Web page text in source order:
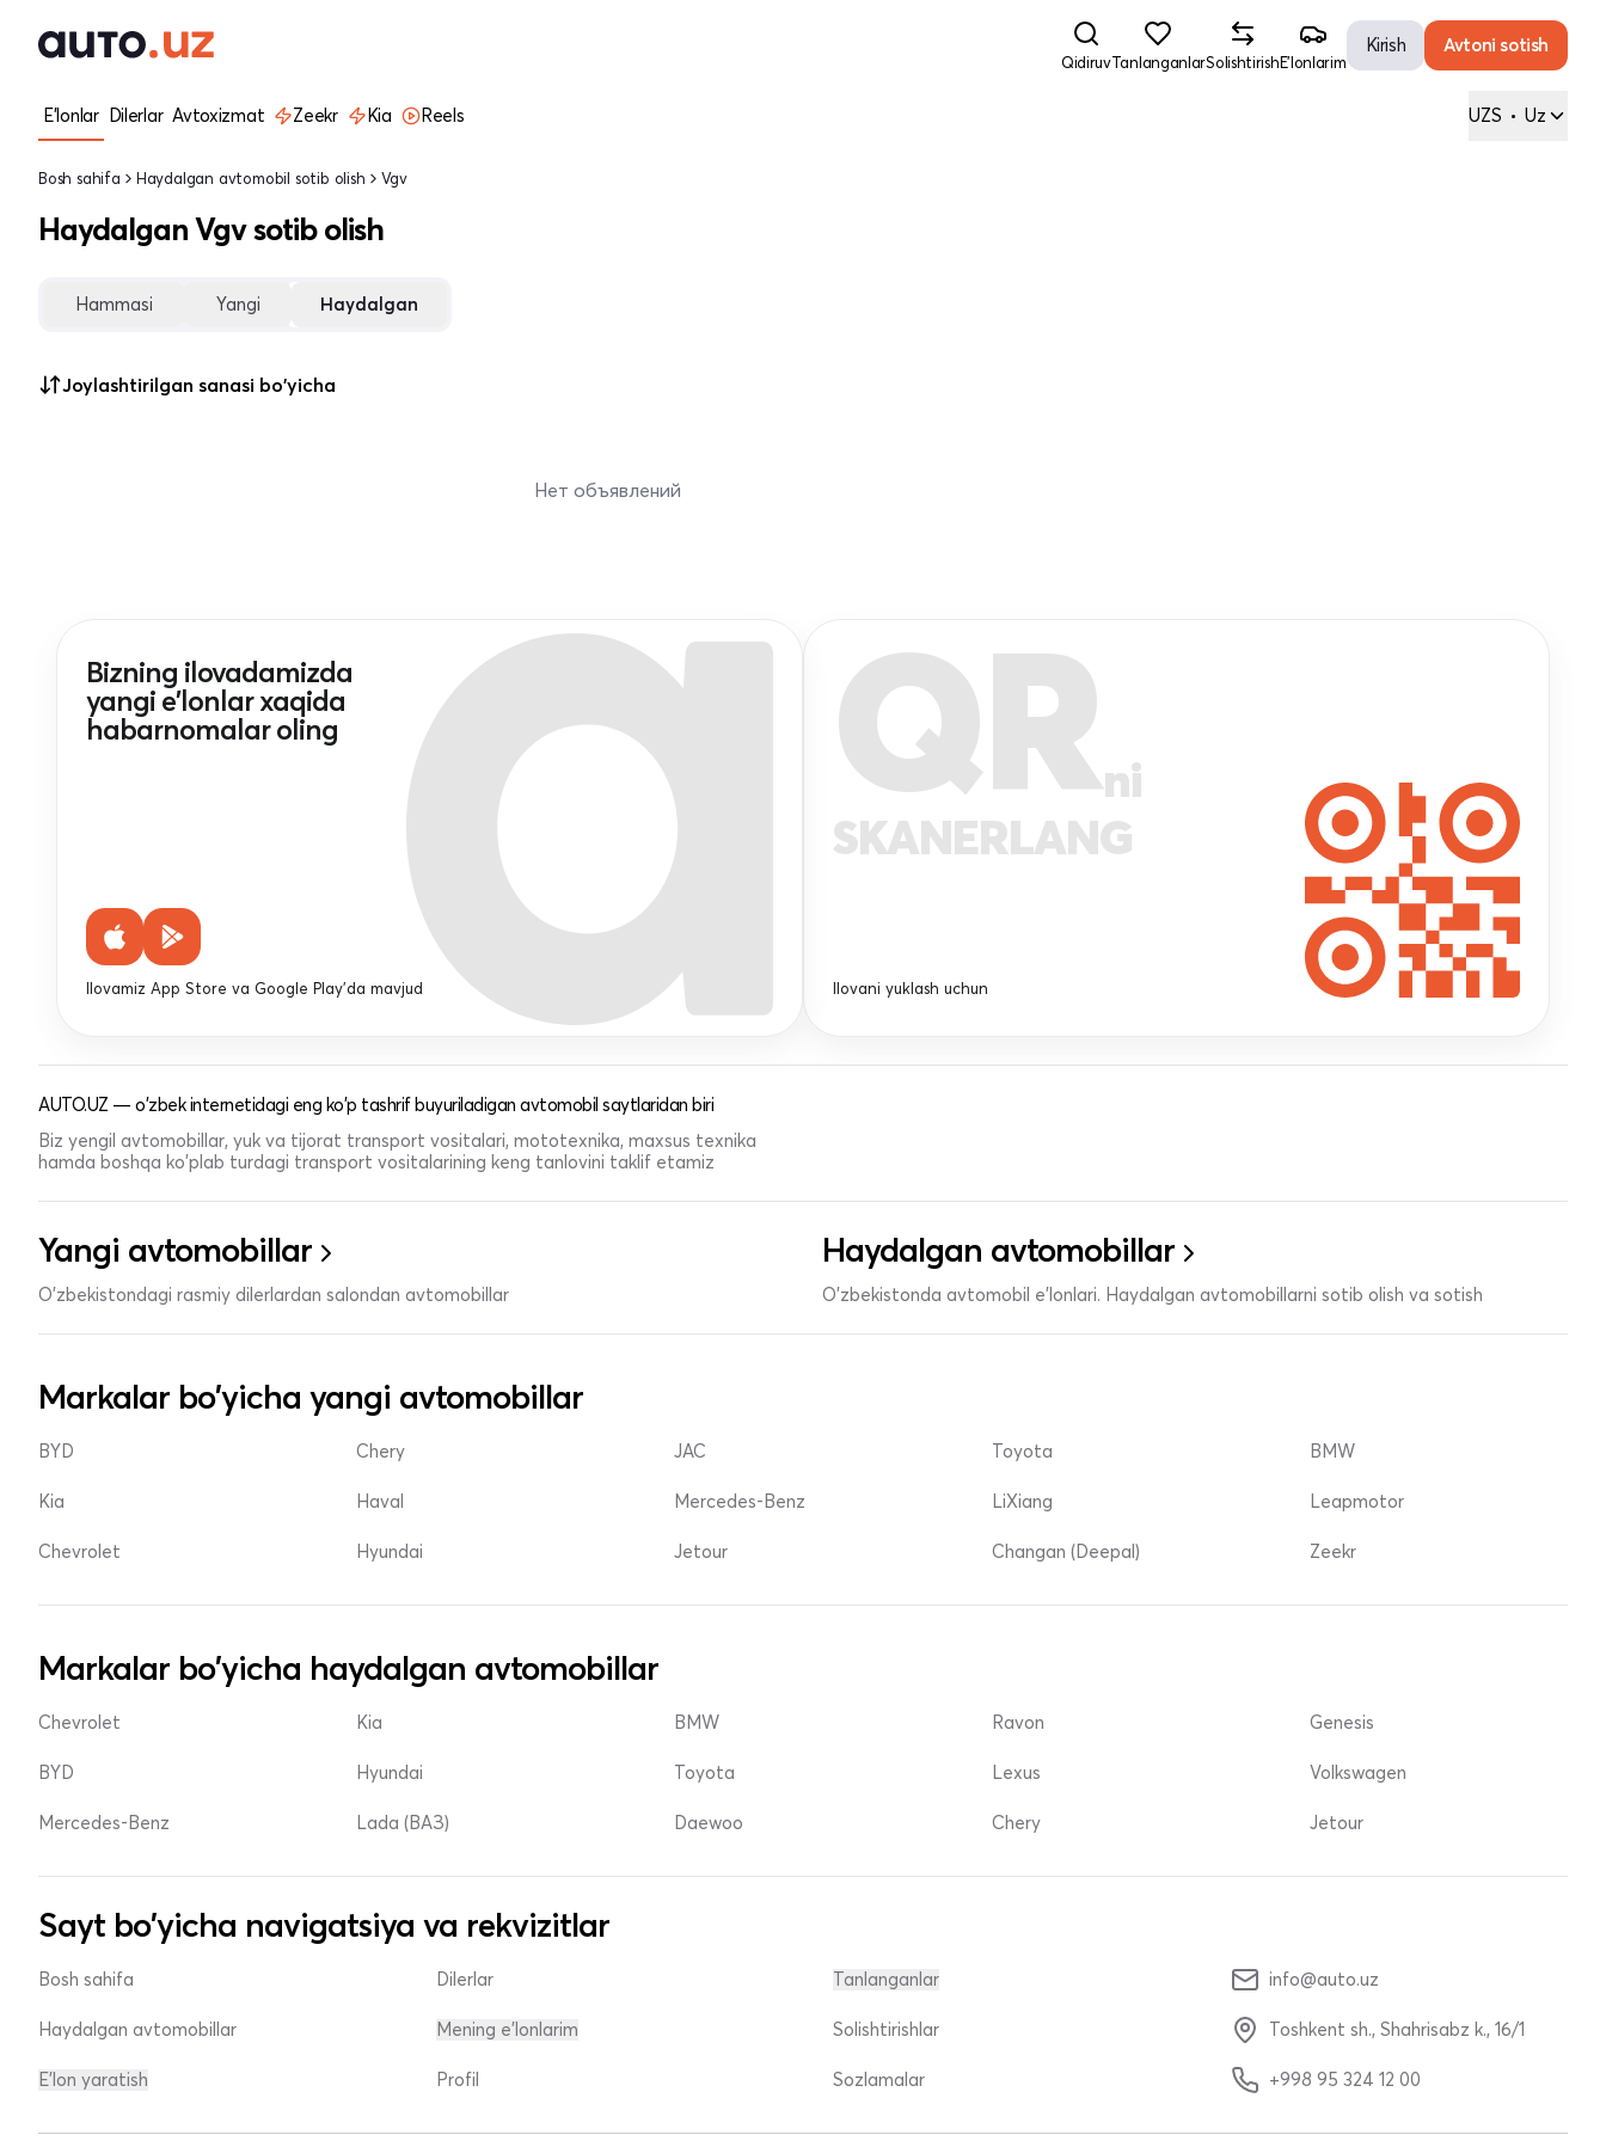
QidiruvTanlanganlarSolishtirishE'lonlarim
Kirish Avtoni sotish
E'lonlar Dilerlar Avtoxizmat Zeekr Kia Reels UZS • Uz
Bosh sahifa Haydalgan avtomobil sotib olish Vgv
Haydalgan Vgv sotib olish
Hammasi Yangi Haydalgan
Joylashtirilgan sanasi bo'yicha
Нет объявлений
Bizning ilovadamizda
yangi e'lonlar xaqida
habarnomalar oling
Ilovamiz App Store va Google Play'da mavjud
QRni
SKANERLANG
Ilovani yuklash uchun
AUTO.UZ — o'zbek internetidagi eng ko'p tashrif buyuriladigan avtomobil saytlaridan biri
Biz yengil avtomobillar, yuk va tijorat transport vositalari, mototexnika, maxsus texnika
hamda boshqa ko'plab turdagi transport vositalarining keng tanlovini taklif etamiz
Yangi avtomobillar
O'zbekistondagi rasmiy dilerlardan salondan avtomobillar
Haydalgan avtomobillar
O'zbekistonda avtomobil e’lonlari. Haydalgan avtomobillarni sotib olish va sotish
Markalar bo'yicha yangi avtomobillar
BYD
Kia
Chevrolet
Chery
Haval
Hyundai
JAC
Mercedes-Benz
Jetour
Toyota
LiXiang
Changan (Deepal)
BMW
Leapmotor
Zeekr
Markalar bo'yicha haydalgan avtomobillar
Chevrolet
BYD
Mercedes-Benz
Kia
Hyundai
Lada (ВАЗ)
BMW
Toyota
Daewoo
Ravon
Lexus
Chery
Genesis
Volkswagen
Jetour
Sayt bo'yicha navigatsiya va rekvizitlar
Bosh sahifa
Haydalgan avtomobillar
E'lon yaratish
Dilerlar
Mening e'lonlarim
Profil
Tanlanganlar
Solishtirishlar
Sozlamalar
info@auto.uz
Toshkent sh., Shahrisabz k., 16/1
+998 95 324 12 00